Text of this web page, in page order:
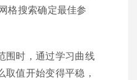
格搜索确定最佳参
围时，通过学习曲线
值开始变得平稳，